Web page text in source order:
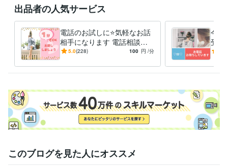
出品者の人気サービス
電話のお試しに⭐️気軽なお話
相手になります 電話相談っ
てどんな感じ？１分でも大丈
5.0(228) 100 円 /分
今話
受け
も☆
このブログを見た人にオススメ